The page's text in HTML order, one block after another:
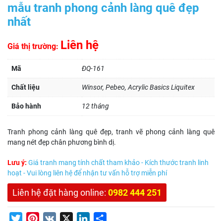
mẫu tranh phong cảnh làng quê đẹp
nhất
Giá thị trường: Liên hệ
Mã ĐQ-161
Chất liệu Winsor, Pebeo, Acrylic Basics Liquitex
Bảo hành 12 tháng
Tranh phong cảnh làng quê đẹp, tranh vẽ phong cảnh làng quê
mang nét đẹp chân phương bình dị.
Lưu ý: Giá tranh mang tính chất tham khảo - Kích thước tranh linh
hoạt - Vui lòng liên hệ để nhận tư vấn hỗ trợ miễn phí
Liên hệ đặt hàng online: 0982 444 251
TwitterPinterest
VK LinkedIn